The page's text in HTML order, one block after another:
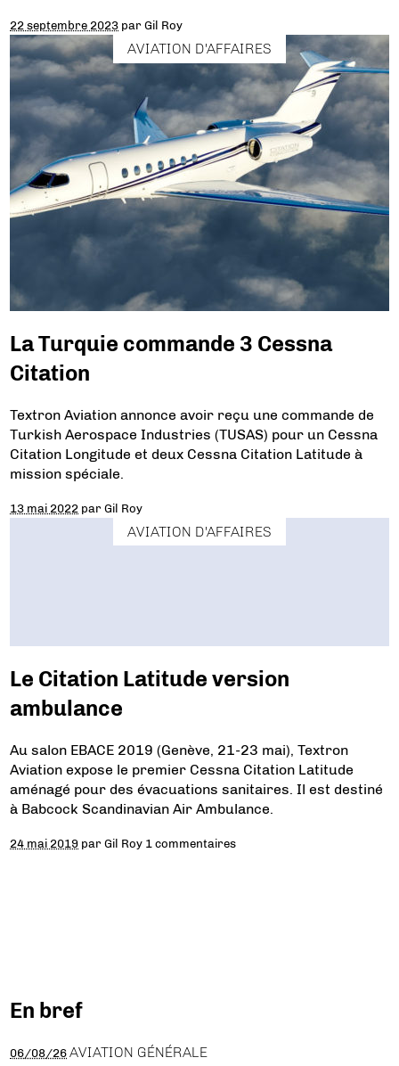
22 septembre 2023 parGil Roy
AVIATION D'AFFAIRES
La Turquie commande 3 Cessna
Citation
Textron Aviation annonce avoir reçu une commande de
Turkish Aerospace Industries (TUSAS) pour un Cessna
Citation Longitude et deux Cessna Citation Latitude à
mission spéciale.
13 mai 2022 parGil Roy
AVIATION D'AFFAIRES
Le Citation Latitude version
ambulance
Au salon EBACE 2019 (Genève, 21-23 mai), Textron
Aviation expose le premier Cessna Citation Latitude
aménagé pour des évacuations sanitaires. Il est destiné
à Babcock Scandinavian Air Ambulance.
24 mai 2019 parGil Roy 1 commentaires
En bref
06/08/26 AVIATION GÉNÉRALE